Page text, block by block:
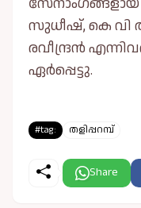
സുധീഷ്, കെ വി
രവീന്ദ്രൻ
ഏർപ്പെട്ടു.
#tag: തളിപ്പറമ്പ്
Share